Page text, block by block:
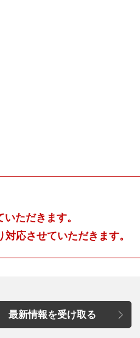
ただきます。
応させていただきます。
最新情報を受け取る